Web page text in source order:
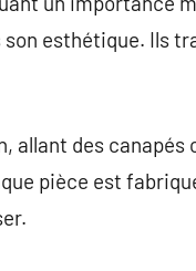
esthétique. Ils
allant des canapés
pièce est